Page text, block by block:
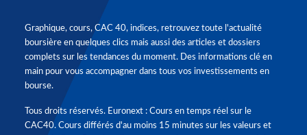
Graphique, cours, CAC 40, indices, retrouvez toute l'actualité
boursière en quelques clics mais aussi des articles et dossiers
complets sur les tendances du moment. Des informations clé en
main pour vous accompagner dans tous vos investissements en
bourse.
Tous droits réservés. Euronext : Cours en temps réel sur le
CAC40. Cours différés d'au moins 15 minutes sur les valeurs et